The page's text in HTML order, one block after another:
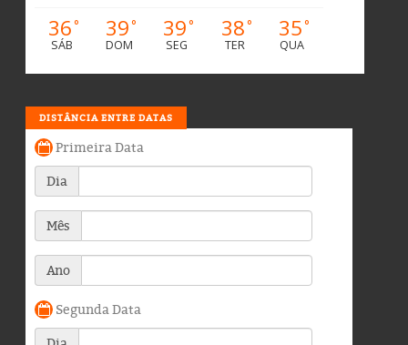
36°
SÁB
39°
DOM
39°
SEG
38°
TER
35°
QUA
DISTÂNCIA ENTRE DATAS